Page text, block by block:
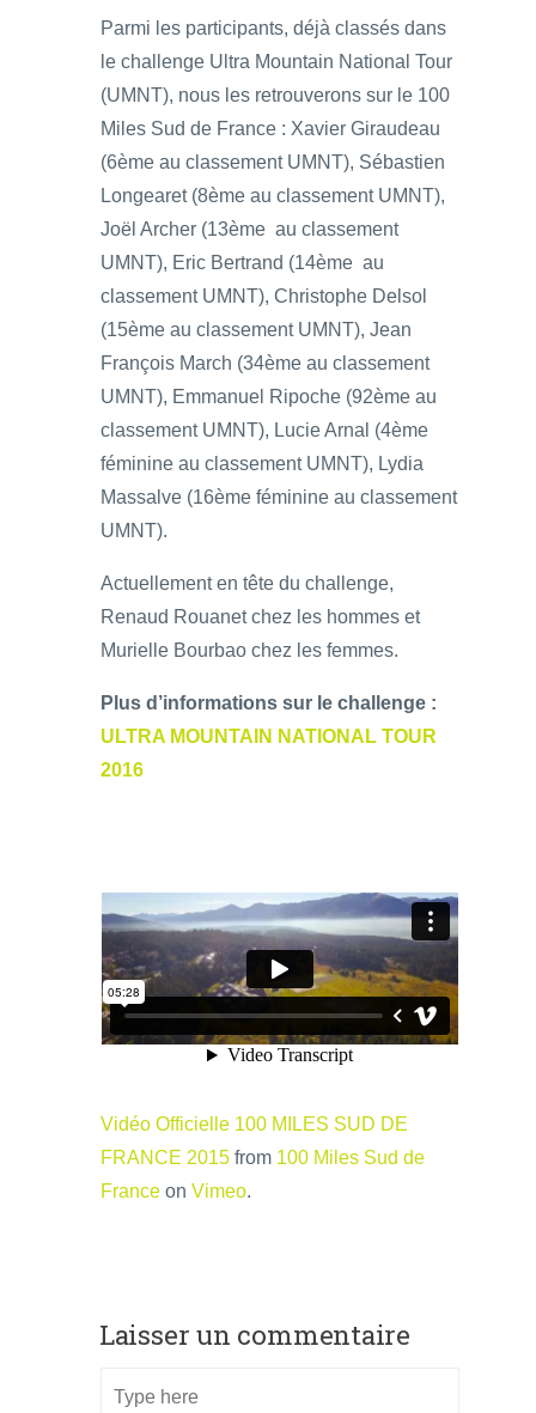
Parmi les participants, déjà classés dans
le challenge Ultra Mountain National Tour
(UMNT), nous les retrouverons sur le 100
Miles Sud de France : Xavier Giraudeau
(6ème au classement UMNT), Sébastien
Longearet (8ème au classement UMNT),
Joël Archer (13ème au classement
UMNT), Eric Bertrand (14ème au
classement UMNT), Christophe Delsol
(15ème au classement UMNT), Jean
François March (34ème au classement
UMNT), Emmanuel Ripoche (92ème au
classement UMNT), Lucie Arnal (4ème
féminine au classement UMNT), Lydia
Massalve (16ème féminine au classement
UMNT).
Actuellement en tête du challenge,
Renaud Rouanet chez les hommes et
Murielle Bourbao chez les femmes.
Plus d’informations sur le challenge :
ULTRA MOUNTAIN NATIONAL TOUR
2016
Vidéo Officielle 100 MILES SUD DE
FRANCE 2015 from 100 Miles Sud de
France on Vimeo.
Laisser un commentaire